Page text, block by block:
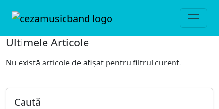
Ultimele Articole
Nu există articole de afișat pentru filtrul curent.
Caută